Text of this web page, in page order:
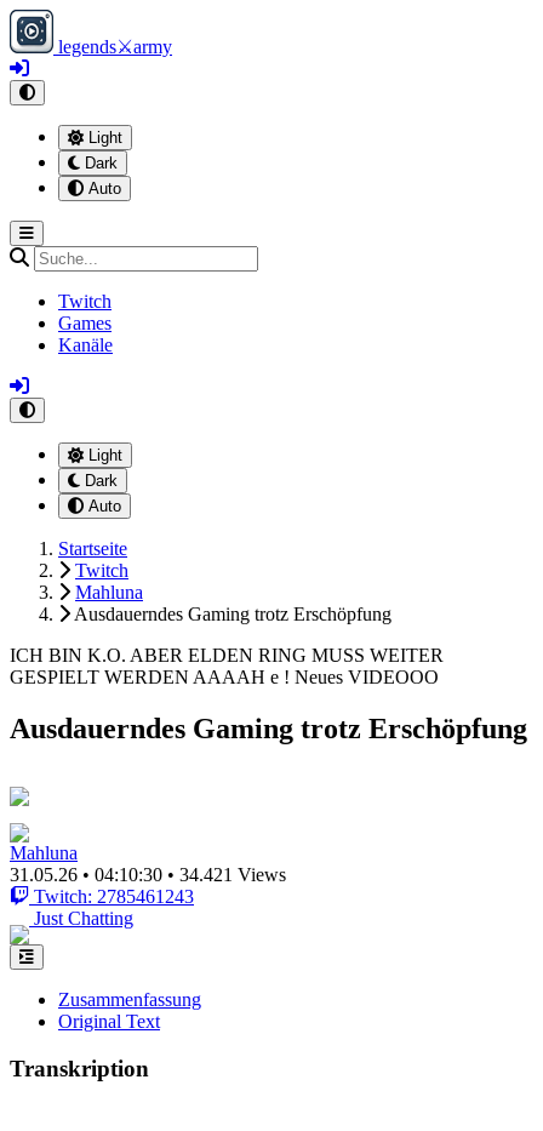
legends⚔army
Light
Dark
Auto
Twitch
Games
Kanäle
Light
Dark
Auto
Startseite
Twitch
Mahluna
Ausdauerndes Gaming trotz Erschöpfung
ICH BIN K.O. ABER ELDEN RING MUSS WEITER
GESPIELT WERDEN AAAAH e ! Neues VIDEOOO
Ausdauerndes Gaming trotz Erschöpfung
Mahluna
31.05.26 • 04:10:30 • 34.421 Views
Twitch: 2785461243
Just Chatting
Zusammenfassung
Original Text
Transkription